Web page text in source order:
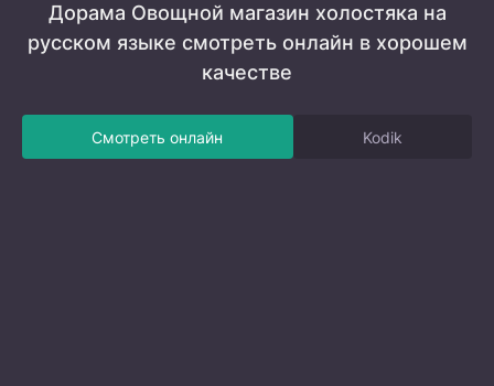
Дорама Овощной магазин холостяка на
русском языке смотреть онлайн в хорошем
качестве
Смотреть онлайн Kodik